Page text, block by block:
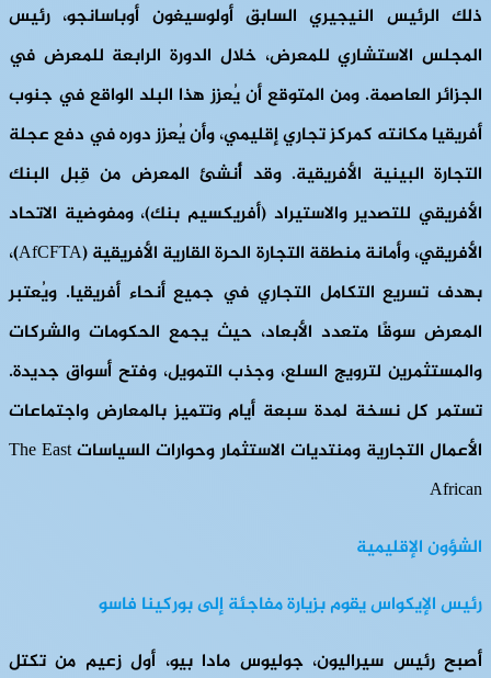
ذلك الرئيس النيجيري السابق أولوسيغون أوباسانجو، رئيس
المجلس الاستشاري للمعرض، خلال الدورة الرابعة للمعرض في
الجزائر العاصمة. ومن المتوقع أن يُعزز هذا البلد الواقع في جنوب
أفريقيا مكانته كمركز تجاري إقليمي، وأن يُعزز دوره في دفع عجلة
التجارة البينية الأفريقية. وقد أُنشئ المعرض من قِبل البنك
الأفريقي للتصدير والاستيراد (أفريكسيم بنك)، ومفوضية الاتحاد
الأفريقي، وأمانة منطقة التجارة الحرة القارية الأفريقية (AfCFTA)،
بهدف تسريع التكامل التجاري في جميع أنحاء أفريقيا. ويُعتبر
المعرض سوقًا متعدد الأبعاد، حيث يجمع الحكومات والشركات
والمستثمرين لترويج السلع، وجذب التمويل، وفتح أسواق جديدة.
تستمر كل نسخة لمدة سبعة أيام وتتميز بالمعارض واجتماعات
الأعمال التجارية ومنتديات الاستثمار وحوارات السياسات The East
African
الشؤون الإقليمية
رئيس الإيكواس يقوم بزيارة مفاجئة إلى بوركينا فاسو
أصبح رئيس سيراليون، جوليوس مادا بيو، أول زعيم من تكتل